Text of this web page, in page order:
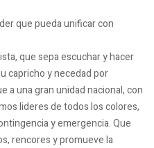
que pueda unificar con
que sepa escuchar y hacer
capricho y necedad por
a una gran unidad nacional, con
lideres de todos los colores,
y emergencia. Que
rencores y promueve la